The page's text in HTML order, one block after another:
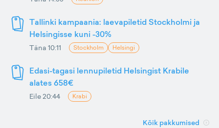
Tallinki kampaania: laevapiletid Stockholmi ja
Helsingisse kuni -30%
Täna 10:11 Stockholm Helsingi
Edasi-tagasi lennupiletid Helsingist Krabile
alates 658€
Eile 20:44 Krabi
Kõik pakkumised